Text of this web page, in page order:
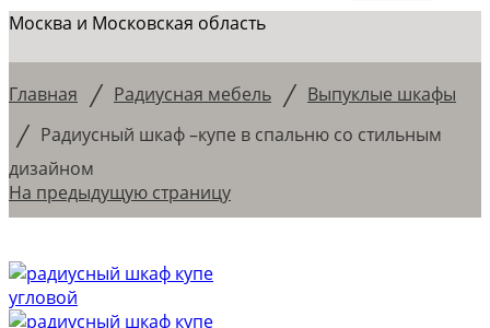
Москва и Московская область
Главная / Радиусная мебель / Выпуклые шкафы
/ Радиусный шкаф –купе в спальню со стильным
дизайном
На предыдущую страницу